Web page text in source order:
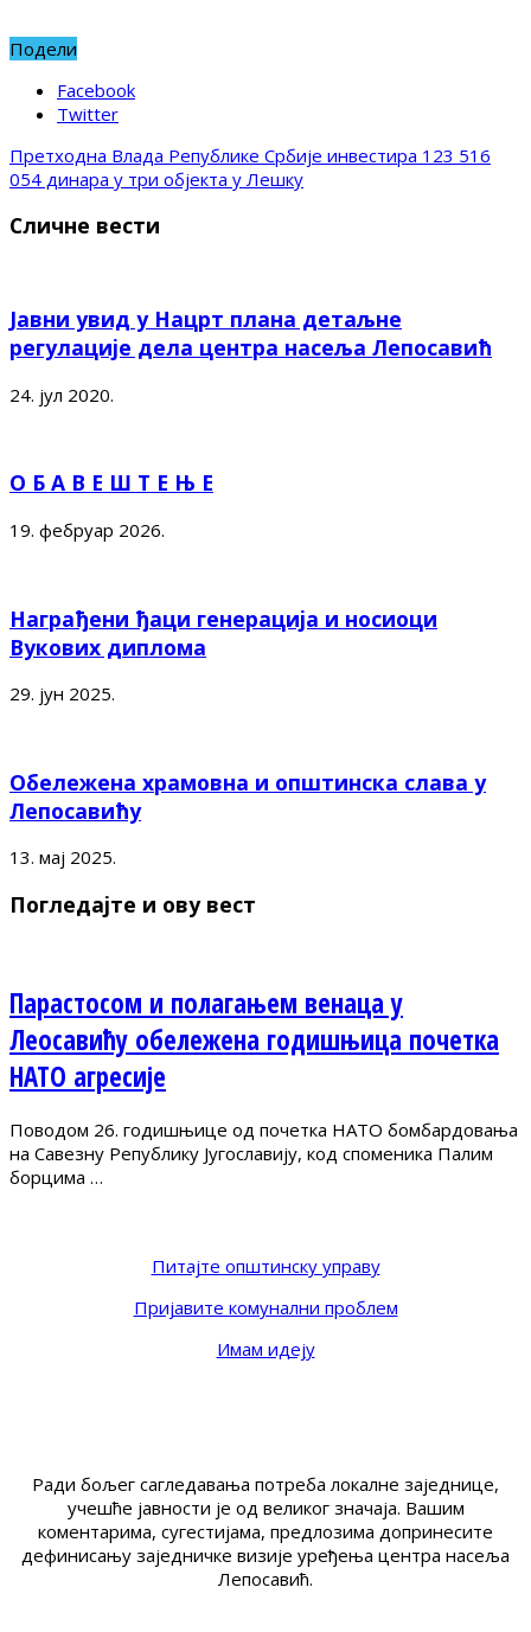
Подели
Facebook
Twitter
Претходна Влада Републике Србије инвестира 123 516
054 динара у три објекта у Лешку
Сличне вести
Јавни увид у Нацрт плана детаљне
регулације дела центра насеља Лепосавић
24. јул 2020.
О Б А В Е Ш Т Е Њ Е
19. фебруар 2026.
Награђени ђаци генерација и носиоци
Вукових диплома
29. јун 2025.
Обележена храмовна и општинска слава у
Лепосавићу
13. мај 2025.
Погледајте и ову вест
Парастосом и полагањем венаца у
Леосавићу обележена годишњица почетка
НАТО агресије
Поводом 26. годишњице од почетка НАТО бомбардовања
на Савезну Републику Југославију, код споменика Палим
борцима …
Питајте општинску управу
Пријавите комунални проблем
Имам идеју
Ради бољег сагледавања потреба локалне заједнице,
учешће јавности је од великог значаја. Вашим
коментарима, сугестијама, предлозима допринесите
дефинисању заједничке визије уређења центра насеља
Лепосавић.